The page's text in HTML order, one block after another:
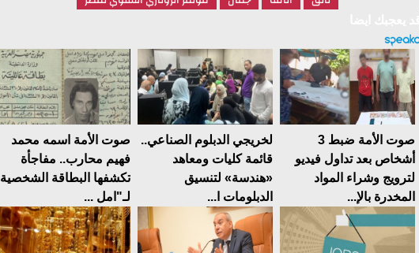
صوت الأمة ضبط 3
أشخاص بعد تداول فيديو
لترويج وشراء المواد
المخدرة بالإ...
لخريجي الدبلوم الصناعي..
قائمة كليات ومعاهد
«هندسة» لتنسيق
الدبلومات ا...
صوت الأمة اسمه محمد
فهيم محارب.. مفاجأة
تكشفها البطاقة الشخصية
لـ"امل ...